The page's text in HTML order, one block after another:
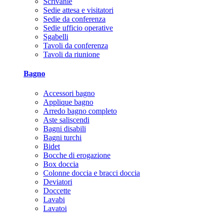
Sedie attesa e visitatori
Sedie da conferenza
Sedie ufficio operative
Sgabelli
Tavoli da conferenza
Tavoli da riunione
Bagno
Accessori bagno
Applique bagno
Arredo bagno completo
Aste saliscendi
Bagni disabili
Bagni turchi
Bidet
Bocche di erogazione
Box doccia
Colonne doccia e bracci doccia
Deviatori
Doccette
Lavabi
Lavatoi